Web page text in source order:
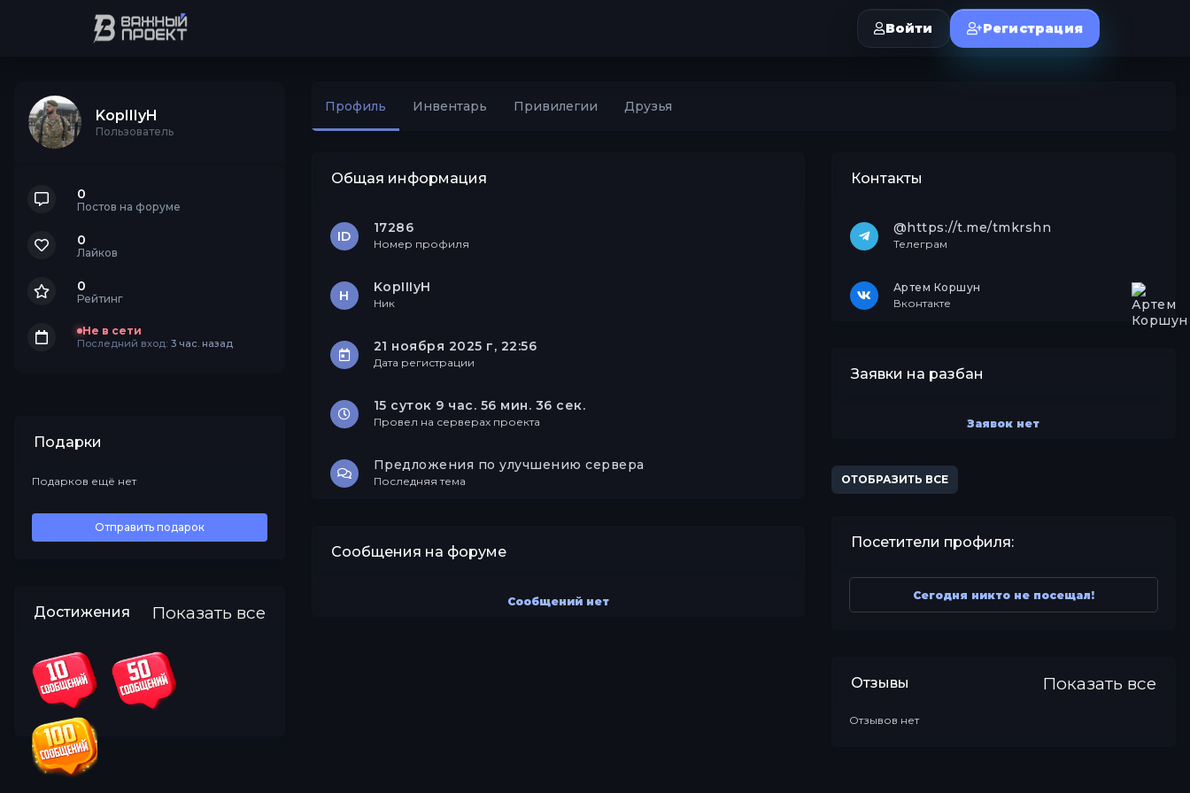
Войти Регистрация
KopIIIyH
Пользователь
0
Постов на форуме
0
Лайков
0
Рейтинг
Не в сети
Последний вход: 3 час. назад
Подарки
Все
Подарков ещё нет
Отправить подарок
Достижения Показать все
Профиль Инвентарь Привилегии Друзья
Общая информация
ID
17286
Номер профиля
Н
KopIIIyH
Ник
21 ноября 2025 г, 22:56
Дата регистрации
15 суток 9 час. 56 мин. 36 сек.
Провел на серверах проекта
Предложения по улучшению сервера
Последняя тема
Сообщения на форуме
Сообщений нет
Контакты
@https://t.me/tmkrshn
Телеграм
Артем Коршун
Вконтакте
Заявки на разбан
Заявок нет
ОТОБРАЗИТЬ ВСЕ
Посетители профиля:
Сегодня никто не посещал!
Отзывы Показать все
Отзывов нет